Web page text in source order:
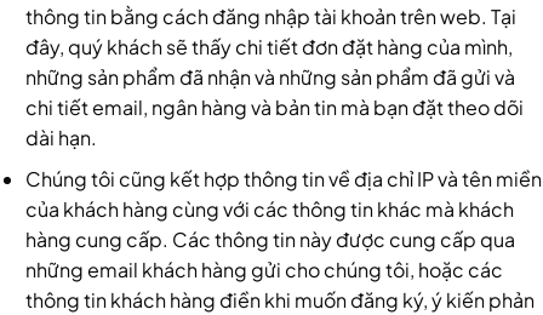
thông tin bằng cách đăng nhập tài khoản trên web. Tại
đây, quý khách sẽ thấy chi tiết đơn đặt hàng của mình,
những sản phẩm đã nhận và những sản phẩm đã gửi và
chi tiết email, ngân hàng và bản tin mà bạn đặt theo dõi
dài hạn.
Chúng tôi cũng kết hợp thông tin về địa chỉ IP và tên miền
của khách hàng cùng với các thông tin khác mà khách
hàng cung cấp. Các thông tin này được cung cấp qua
những email khách hàng gửi cho chúng tôi, hoặc các
thông tin khách hàng điền khi muốn đăng ký, ý kiến phản